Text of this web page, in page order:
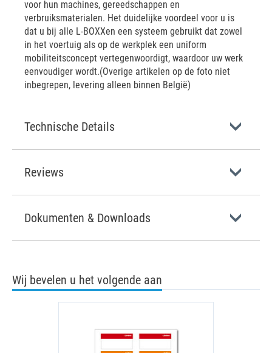
voor hun machines, gereedschappen en
verbruiksmaterialen. Het duidelijke voordeel voor u is
dat u bij alle L-BOXXen een systeem gebruikt dat zowel
in het voertuig als op de werkplek een uniform
mobiliteitsconcept vertegenwoordigt, waardoor uw werk
eenvoudiger wordt.(Overige artikelen op de foto niet
inbegrepen, levering alleen binnen België)
Technische Details
Reviews
Dokumenten & Downloads
Wij bevelen u het volgende aan